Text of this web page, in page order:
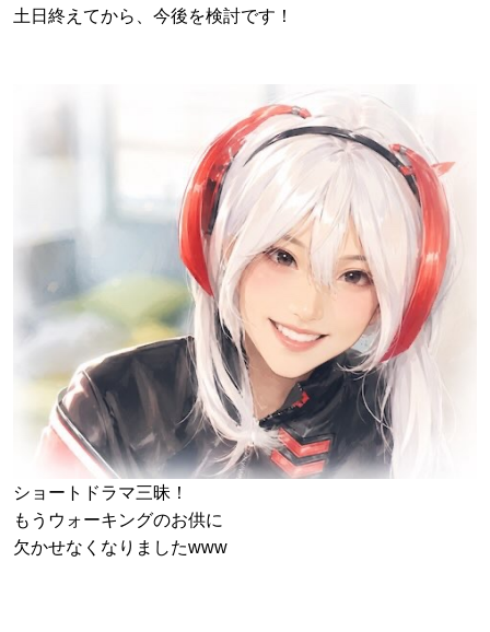
土日終えてから、今後を検討です！
ショートドラマ三昧！
もうウォーキングのお供に
欠かせなくなりましたwww